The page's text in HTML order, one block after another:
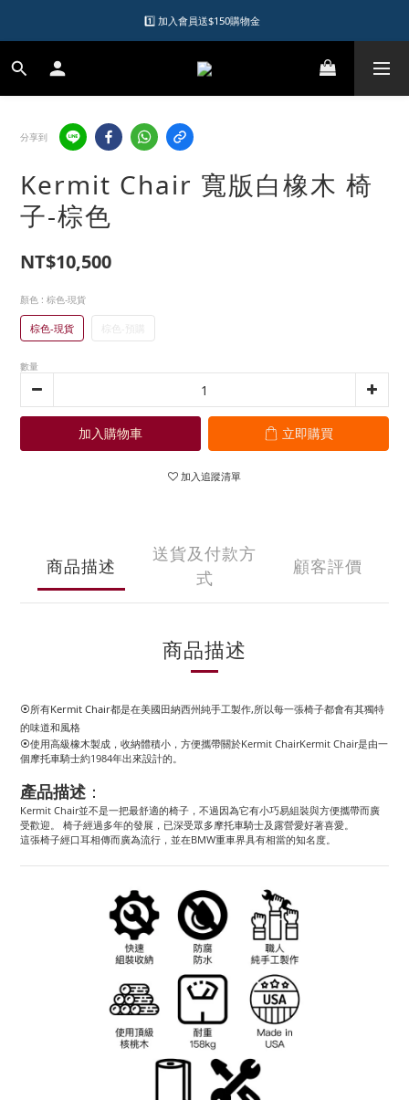
1️⃣ 加入會員送$150購物金
1️⃣ 加入會員送$150購物金
2️⃣ 購物滿千元再送升等購物金
1️⃣ 加入會員送$150購物金
分享到
Kermit Chair 寬版白橡木 椅
子-棕色
NT$10,500
顏色 : 棕色-現貨
棕色-現貨 棕色-預購
數量
加入購物車 立即購買
加入追蹤清單
商品描述
送貨及付款方
式
顧客評價
商品描述
⦿所有Kermit Chair都是在美國田納西州純手工製作,所以每一張椅子都會有其獨特
的味道和風格
⦿使用高級橡木製成，收納體積小，方便攜帶關於Kermit ChairKermit Chair是由一
個摩托車騎士約1984年出來設計的。
產品描述 ：
Kermit Chair並不是一把最舒適的椅子，不過因為它有小巧易組裝與方便攜帶而廣
受歡迎。 椅子經過多年的發展，已深受眾多摩托車騎士及露營愛好著喜愛。
這張椅子經口耳相傳而廣為流行，並在BMW重車界具有相當的知名度。